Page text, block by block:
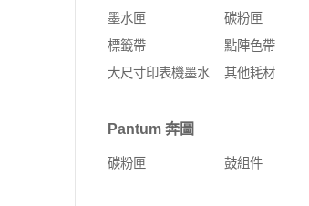
Lenovo 聯想
無線路
墨水匣
碳粉匣
標籤帶
點陣色帶
大尺寸印表機墨水
其他耗材
Pantum 奔圖
碳粉匣 鼓組件